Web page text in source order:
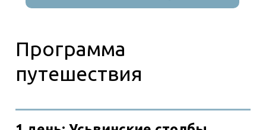
устраиваем пикник-перекус и делаем кучу
крутых снимков на память!
Налюбовавшись, выходим обратно! В дороге